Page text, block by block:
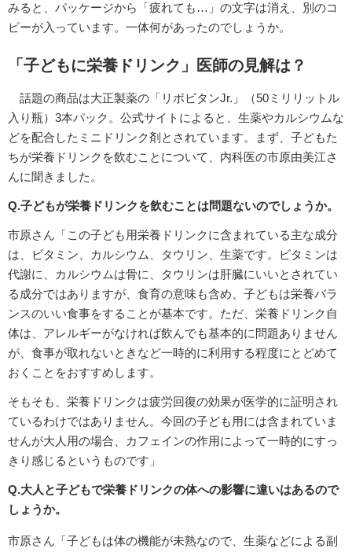
みると、パッケージから「疲れても…」の文字は消え、別のコ
ピーが入っています。一体何があったのでしょうか。
「子どもに栄養ドリンク」医師の見解は？
話題の商品は大正製薬の「リポビタンJr.」（50ミリリットル
入り瓶）3本パック。公式サイトによると、生薬やカルシウムな
どを配合したミニドリンク剤とされています。まず、子どもた
ちが栄養ドリンクを飲むことについて、内科医の市原由美江さ
んに聞きました。
Q.子どもが栄養ドリンクを飲むことは問題ないのでしょうか。
市原さん「この子ども用栄養ドリンクに含まれている主な成分
は、ビタミン、カルシウム、タウリン、生薬です。ビタミンは
代謝に、カルシウムは骨に、タウリンは肝臓にいいとされてい
る成分ではありますが、食育の意味も含め、子どもは栄養バラ
ンスのいい食事をすることが基本です。ただ、栄養ドリンク自
体は、アレルギーがなければ飲んでも基本的に問題ありません
が、食事が取れないときなど一時的に利用する程度にとどめて
おくことをおすすめします。
そもそも、栄養ドリンクは疲労回復の効果が医学的に証明され
ているわけではありません。今回の子ども用には含まれていま
せんが大人用の場合、カフェインの作用によって一時的にすっ
きり感じるというものです」
Q.大人と子どもで栄養ドリンクの体への影響に違いはあるので
しょうか。
市原さん「子どもは体の機能が未熟なので、生薬などによる副